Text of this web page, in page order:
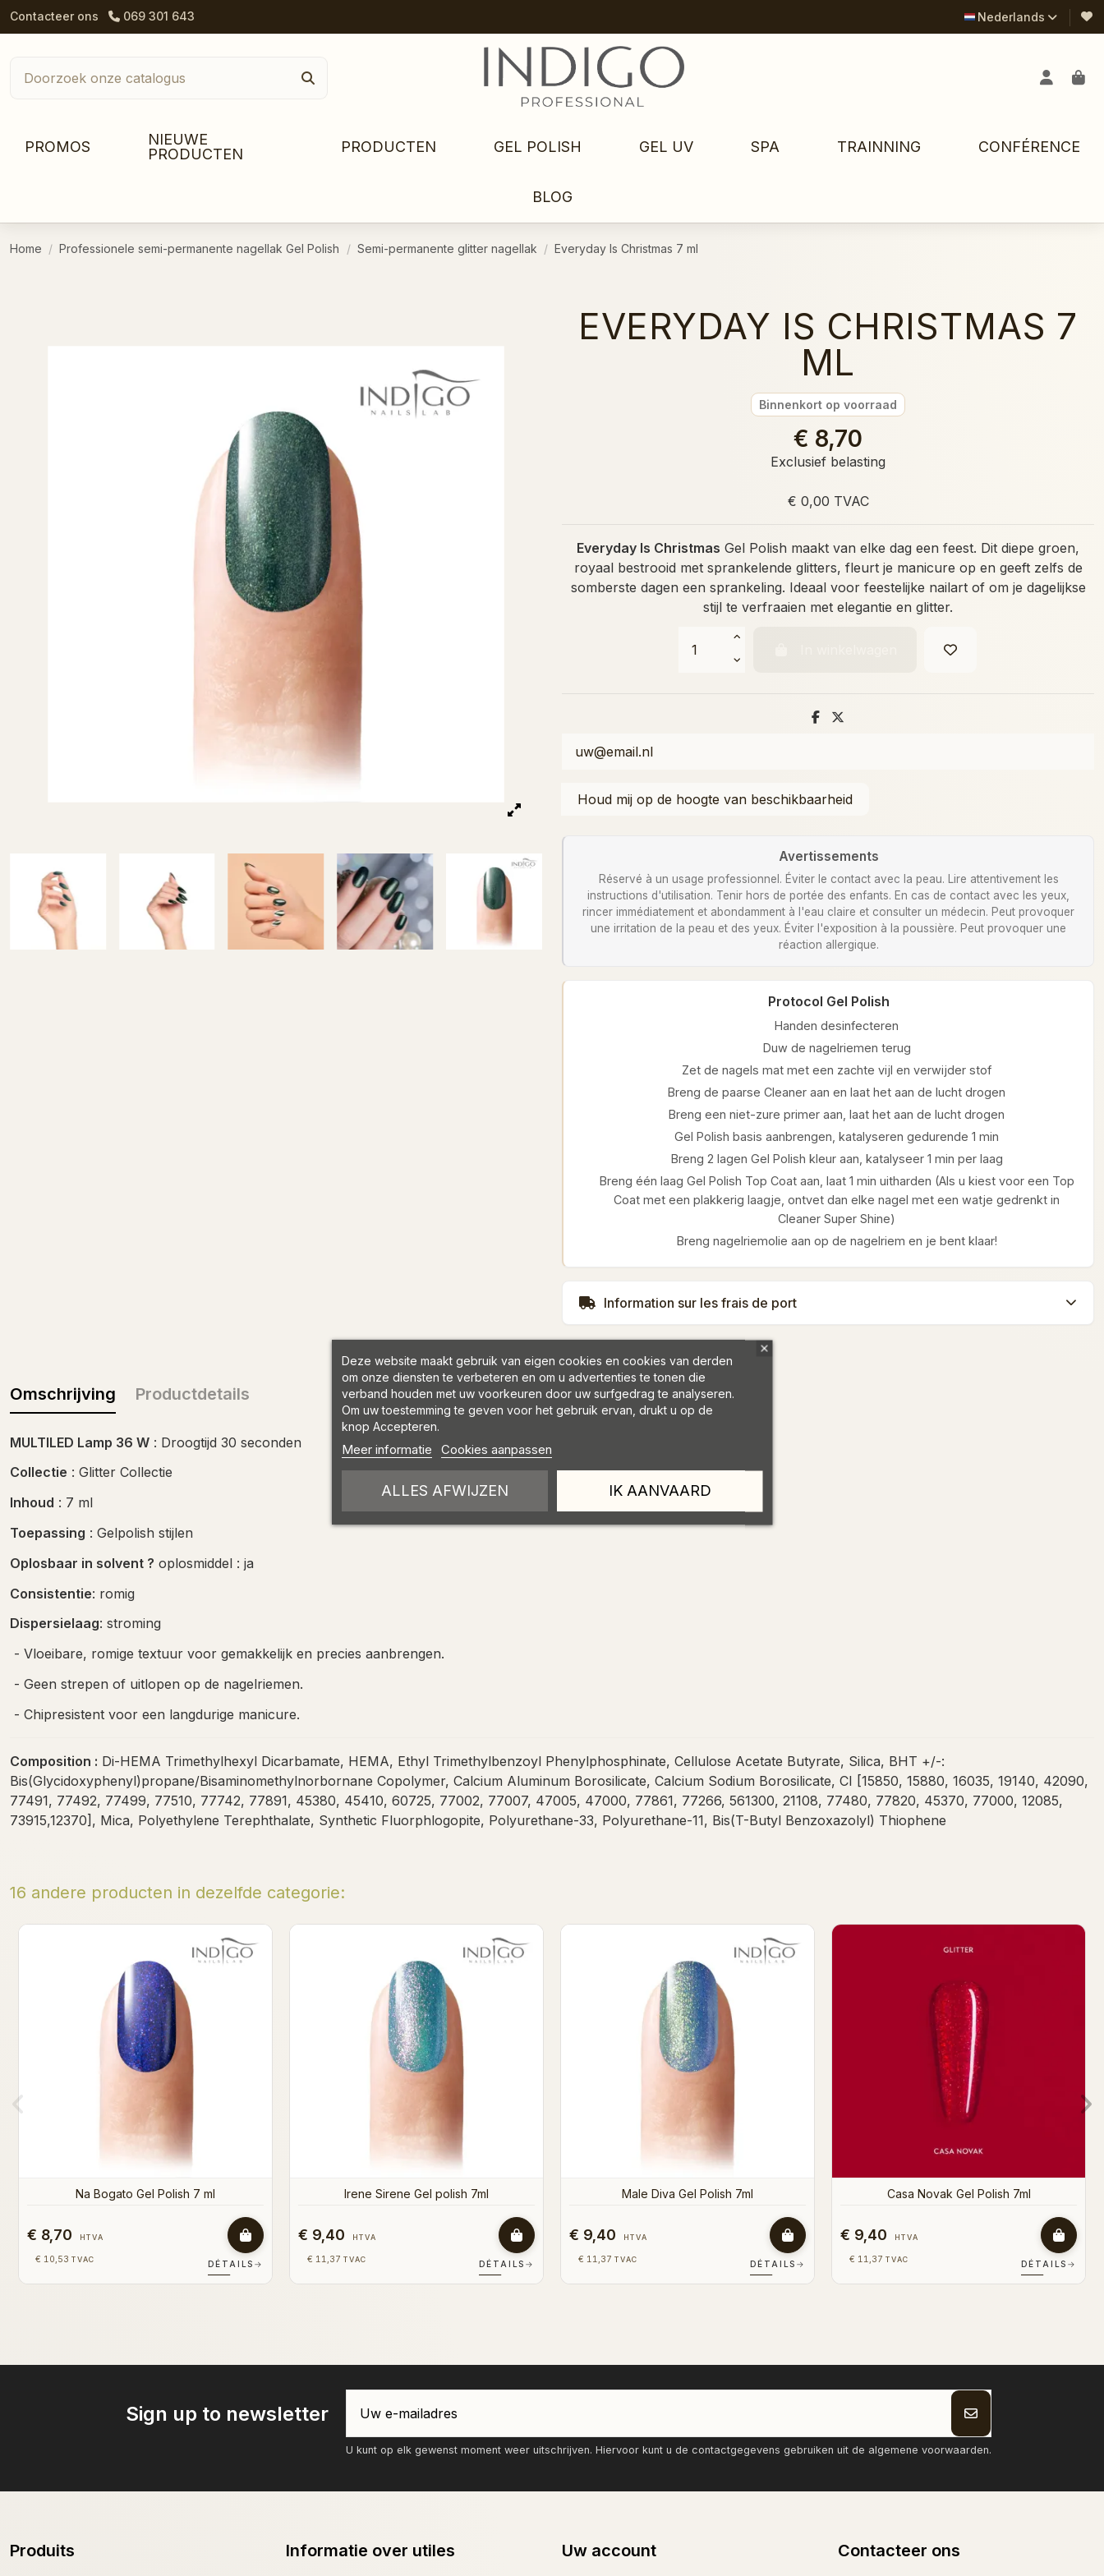
Contacteer ons 069 301 643 Nederlands
PROMOS
NIEUWE
PRODUCTEN
PRODUCTEN GEL POLISH GEL UV SPA TRAINNING CONFÉRENCE
BLOG
Home Professionele semi-permanente nagellak Gel Polish Semi-permanente glitter nagellak Everyday Is Christmas 7 ml
EVERYDAY IS CHRISTMAS 7
ML
Binnenkort op voorraad
€ 8,70
Exclusief belasting
€ 0,00 TVAC
Everyday Is Christmas Gel Polish maakt van elke dag een feest. Dit diepe groen,
royaal bestrooid met sprankelende glitters, fleurt je manicure op en geeft zelfs de
somberste dagen een sprankeling. Ideaal voor feestelijke nailart of om je dagelijkse
stijl te verfraaien met elegantie en glitter.
Avertissements
Réservé à un usage professionnel. Éviter le contact avec la peau. Lire attentivement les
instructions d'utilisation. Tenir hors de portée des enfants. En cas de contact avec les yeux,
rincer immédiatement et abondamment à l'eau claire et consulter un médecin. Peut provoquer
une irritation de la peau et des yeux. Éviter l'exposition à la poussière. Peut provoquer une
réaction allergique.
Protocol Gel Polish
Handen desinfecteren
Duw de nagelriemen terug
Zet de nagels mat met een zachte vijl en verwijder stof
Breng de paarse Cleaner aan en laat het aan de lucht drogen
Breng een niet-zure primer aan, laat het aan de lucht drogen
Gel Polish basis aanbrengen, katalyseren gedurende 1 min
Breng 2 lagen Gel Polish kleur aan, katalyseer 1 min per laag
Breng één laag Gel Polish Top Coat aan, laat 1 min uitharden (Als u kiest voor een Top
Coat met een plakkerig laagje, ontvet dan elke nagel met een watje gedrenkt in
Cleaner Super Shine)
Breng nagelriemolie aan op de nagelriem en je bent klaar!
Information sur les frais de port
Omschrijving Productdetails
MULTILED Lamp 36 W : Droogtijd 30 seconden
Collectie : Glitter Collectie
Inhoud : 7 ml
Toepassing : Gelpolish stijlen
Oplosbaar in solvent ? oplosmiddel : ja
Consistentie: romig
Dispersielaag: stroming
- Vloeibare, romige textuur voor gemakkelijk en precies aanbrengen.
- Geen strepen of uitlopen op de nagelriemen.
- Chipresistent voor een langdurige manicure.
Composition : Di-HEMA Trimethylhexyl Dicarbamate, HEMA, Ethyl Trimethylbenzoyl Phenylphosphinate, Cellulose Acetate Butyrate, Silica, BHT +/-:
Bis(Glycidoxyphenyl)propane/Bisaminomethylnorbornane Copolymer, Calcium Aluminum Borosilicate, Calcium Sodium Borosilicate, CI [15850, 15880, 16035, 19140, 42090,
77491, 77492, 77499, 77510, 77742, 77891, 45380, 45410, 60725, 77002, 77007, 47005, 47000, 77861, 77266, 561300, 21108, 77480, 77820, 45370, 77000, 12085,
73915,12370], Mica, Polyethylene Terephthalate, Synthetic Fluorphlogopite, Polyurethane-33, Polyurethane-11, Bis(T-Butyl Benzoxazolyl) Thiophene
16 andere producten in dezelfde categorie:
€ 9,40 HTVA
€ 11,37 TVAC DÉTAILS →
€ 9,40 HTVA
€ 11,37 TVAC DÉTAILS →
€ 8,70 HTVA
€ 10,53 TVAC DÉTAILS →
€ 9,40 HTVA
€ 11,37 TVAC DÉTAILS →
Sign up to newsletter
U kunt op elk gewenst moment weer uitschrijven. Hiervoor kunt u de contactgegevens gebruiken uit de algemene voorwaarden.
Produits Informatie over utiles Uw account Contacteer ons
Deze website maakt gebruik van eigen cookies en cookies van derden
om onze diensten te verbeteren en om u advertenties te tonen die
verband houden met uw voorkeuren door uw surfgedrag te analyseren.
Om uw toestemming te geven voor het gebruik ervan, drukt u op de
knop Accepteren.
Meer informatie Cookies aanpassen
ALLES AFWIJZEN IK AANVAARD